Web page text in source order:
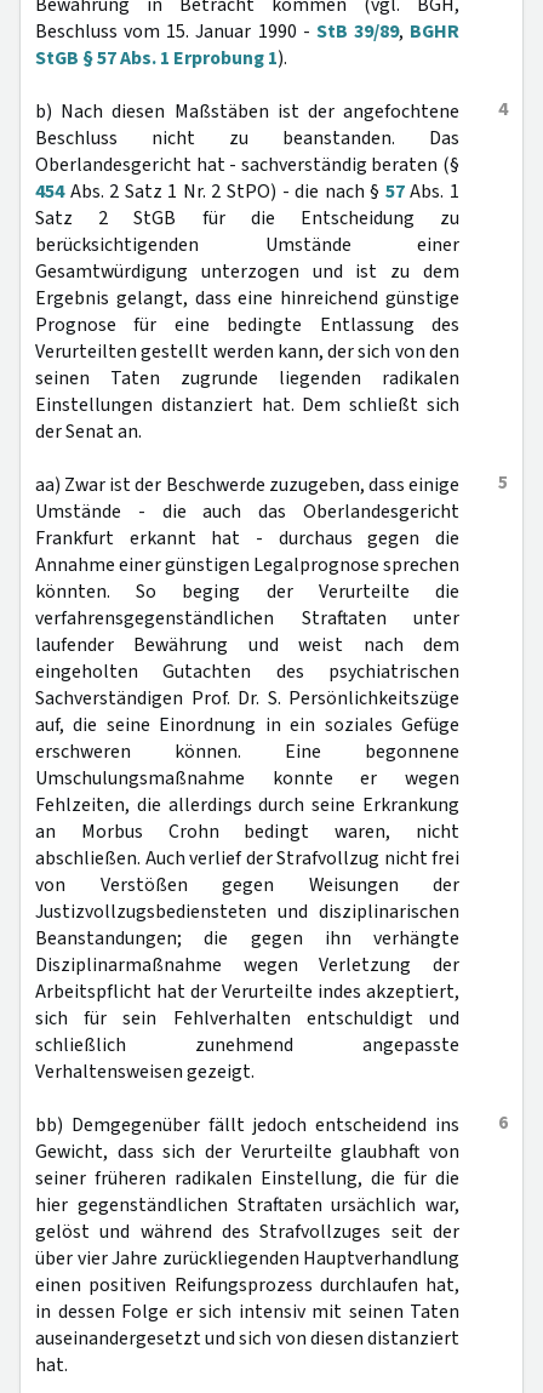
Beschluss vom 15. Januar 1990 - StB 39/89, BGHR
StGB § 57 Abs. 1 Erprobung 1).
4
b) Nach diesen Maßstäben ist der angefochtene
Beschluss nicht zu beanstanden. Das
Oberlandesgericht hat - sachverständig beraten (§
454Abs. 2 Satz 1 Nr. 2 StPO) - die nach § 57Abs. 1
Satz 2 StGB für die Entscheidung zu
berücksichtigenden Umstände einer
Gesamtwürdigung unterzogen und ist zu dem
Ergebnis gelangt, dass eine hinreichend günstige
Prognose für eine bedingte Entlassung des
Verurteilten gestellt werden kann, der sich von den
seinen Taten zugrunde liegenden radikalen
Einstellungen distanziert hat. Dem schließt sich
der Senat an.
5
aa) Zwar ist der Beschwerde zuzugeben, dass einige
Umstände - die auch das Oberlandesgericht
Frankfurt erkannt hat - durchaus gegen die
Annahme einer günstigen Legalprognose sprechen
könnten. So beging der Verurteilte die
verfahrensgegenständlichen Straftaten unter
laufender Bewährung und weist nach dem
eingeholten Gutachten des psychiatrischen
Sachverständigen Prof. Dr. S. Persönlichkeitszüge
auf, die seine Einordnung in ein soziales Gefüge
erschweren können. Eine begonnene
Umschulungsmaßnahme konnte er wegen
Fehlzeiten, die allerdings durch seine Erkrankung
an Morbus Crohn bedingt waren, nicht
abschließen. Auch verlief der Strafvollzug nicht frei
von Verstößen gegen Weisungen der
Justizvollzugsbediensteten und disziplinarischen
Beanstandungen; die gegen ihn verhängte
Disziplinarmaßnahme wegen Verletzung der
Arbeitspflicht hat der Verurteilte indes akzeptiert,
sich für sein Fehlverhalten entschuldigt und
schließlich zunehmend angepasste
Verhaltensweisen gezeigt.
6
bb) Demgegenüber fällt jedoch entscheidend ins
Gewicht, dass sich der Verurteilte glaubhaft von
seiner früheren radikalen Einstellung, die für die
hier gegenständlichen Straftaten ursächlich war,
gelöst und während des Strafvollzuges seit der
über vier Jahre zurückliegenden Hauptverhandlung
einen positiven Reifungsprozess durchlaufen hat,
in dessen Folge er sich intensiv mit seinen Taten
auseinandergesetzt und sich von diesen distanziert
hat.